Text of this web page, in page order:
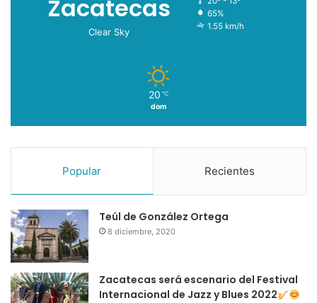
Zacatecas
Clear Sky
65%
1.55 km/h
20 ℃
dom
Popular Recientes
Teúl de González Ortega
8 diciembre, 2020
Zacatecas será escenario del Festival
Internacional de Jazz y Blues 2022